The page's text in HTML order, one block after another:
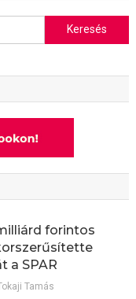
Keresés:
forintos
a SPAR
Tamás